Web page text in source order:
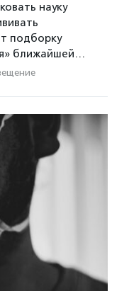
науку
подборку
ближайшей…